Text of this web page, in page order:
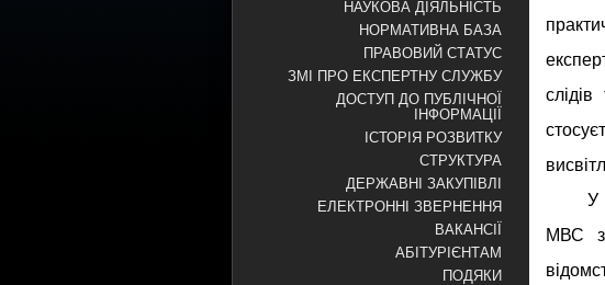
НАУКОВА ДІЯЛЬНІСТЬ
НОРМАТИВНА БАЗА
ПРАВОВИЙ СТАТУС
ЗМІ ПРО ЕКСПЕРТНУ СЛУЖБУ
ДОСТУП ДО ПУБЛІЧНОЇ
ІНФОРМАЦІЇ
ІСТОРІЯ РОЗВИТКУ
СТРУКТУРА
ДЕРЖАВНІ ЗАКУПІВЛІ
ЕЛЕКТРОННІ ЗВЕРНЕННЯ
ВАКАНСІЇ
АБІТУРІЄНТАМ
ПОДЯКИ
У
МВС